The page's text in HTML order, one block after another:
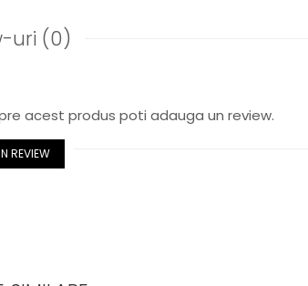
uri (0)
acest produs poti adauga un review.
REVIEW